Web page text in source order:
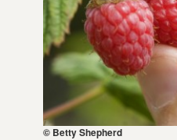
© Betty Shepherd